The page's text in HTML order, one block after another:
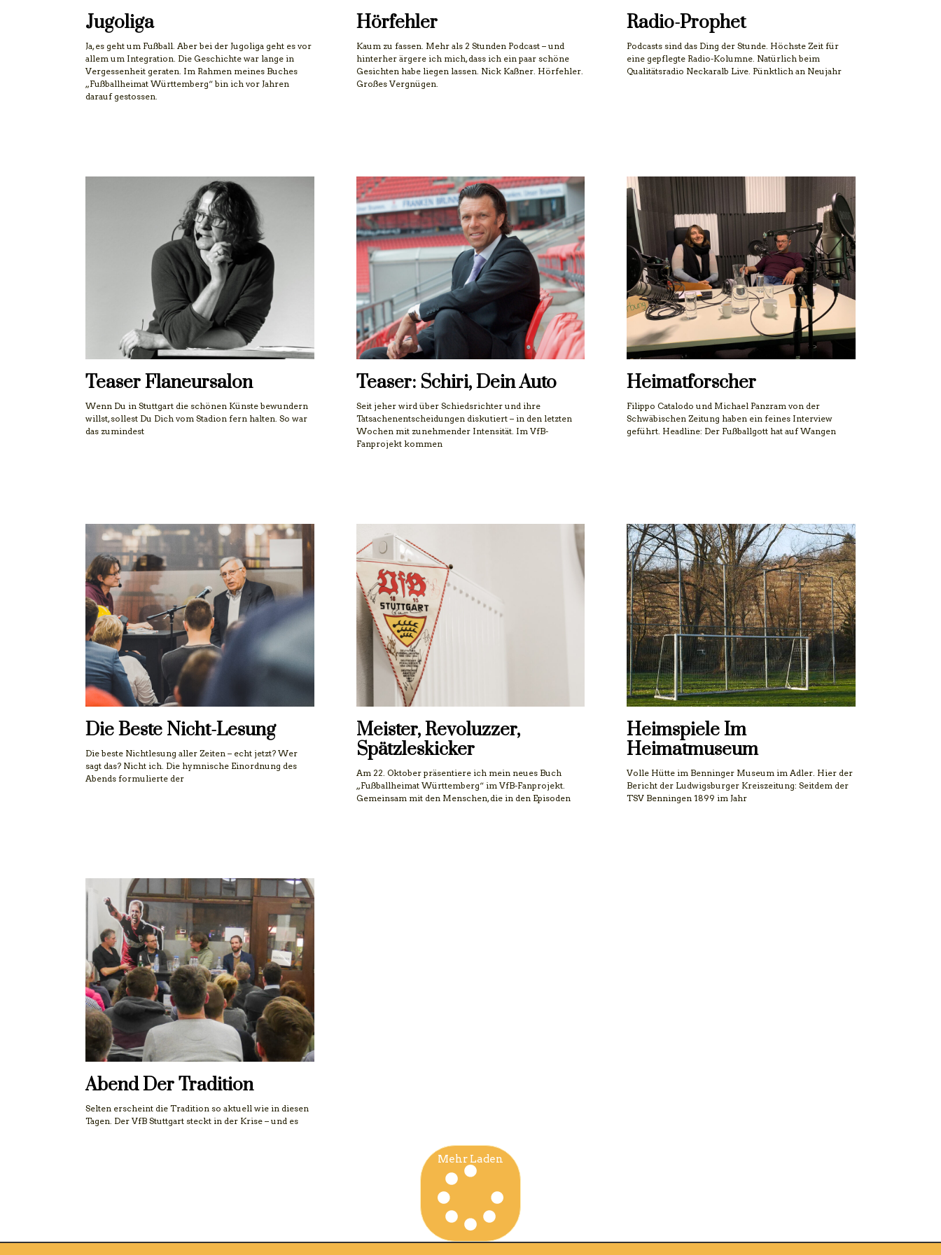
Jugoliga
Ja, es geht um Fußball. Aber bei der Jugoliga geht es vor
allem um Integration. Die Geschichte war lange in
Vergessenheit geraten. Im Rahmen meines Buches
„Fußballheimat Württemberg“ bin ich vor Jahren
darauf gestossen.
Hörfehler
Kaum zu fassen. Mehr als 2 Stunden Podcast – und
hinterher ärgere ich mich, dass ich ein paar schöne
Gesichten habe liegen lassen. Nick Kaßner. Hörfehler.
Großes Vergnügen.
Radio-Prophet
Podcasts sind das Ding der Stunde. Höchste Zeit für
eine gepflegte Radio-Kolumne. Natürlich beim
Qualitätsradio Neckaralb Live. Pünktlich an Neujahr
Teaser Flaneursalon
Wenn Du in Stuttgart die schönen Künste bewundern
willst, sollest Du Dich vom Stadion fern halten. So war
das zumindest
Teaser: Schiri, Dein Auto
Seit jeher wird über Schiedsrichter und ihre
Tatsachenentscheidungen diskutiert – in den letzten
Wochen mit zunehmender Intensität. Im VfB-
Fanprojekt kommen
Heimatforscher
Filippo Catalodo und Michael Panzram von der
Schwäbischen Zeitung haben ein feines Interview
geführt. Headline: Der Fußballgott hat auf Wangen
Die Beste Nicht-Lesung
Die beste Nichtlesung aller Zeiten – echt jetzt? Wer
sagt das? Nicht ich. Die hymnische Einordnung des
Abends formulierte der
Meister, Revoluzzer,
Spätzleskicker
Am 22. Oktober präsentiere ich mein neues Buch
„Fußballheimat Württemberg“ im VfB-Fanprojekt.
Gemeinsam mit den Menschen, die in den Episoden
Heimspiele Im
Heimatmuseum
Volle Hütte im Benninger Museum im Adler. Hier der
Bericht der Ludwigsburger Kreiszeitung: Seitdem der
TSV Benningen 1899 im Jahr
Abend Der Tradition
Selten erscheint die Tradition so aktuell wie in diesen
Tagen. Der VfB Stuttgart steckt in der Krise – und es
Mehr Laden